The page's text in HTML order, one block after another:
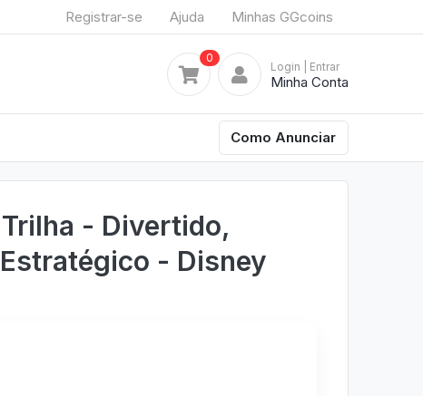
Registrar-se Ajuda Minhas GGcoins
0
Login | Entrar
Minha Conta
Como Anunciar
- Divertido,
- Disney